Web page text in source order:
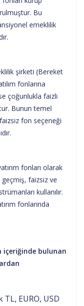
Bu
emeklilik
şirketi (Bereket
fonlarına
çoğunlukla faizli
Bunun temel
fon seçeneği
fonları olarak
faizsiz ve
kullanılır.
fonlarında
içeriğinde bulunan
TL, EURO, USD